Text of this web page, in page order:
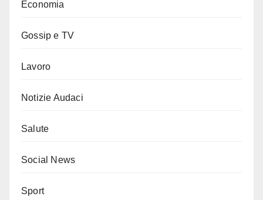
Economia
Gossip e TV
Lavoro
Notizie Audaci
Salute
Social News
Sport